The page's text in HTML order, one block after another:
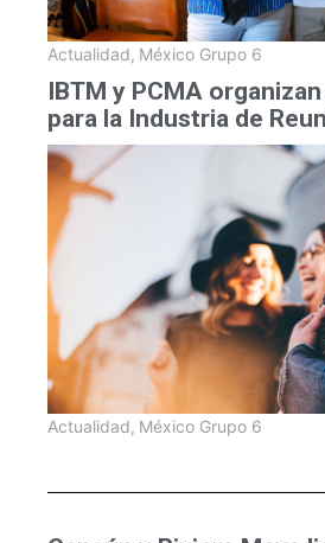
Actualidad, México Grupo 6
IBTM y PCMA
para la Industria de
Actualidad, México Grupo 6